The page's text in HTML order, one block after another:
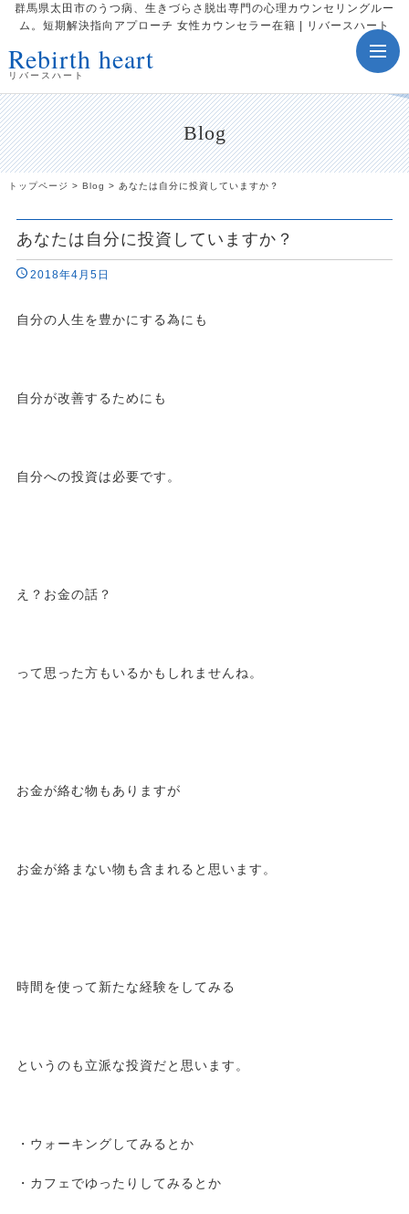
群馬県太田市のうつ病、生きづらさ脱出専門の心理カウンセリングルー
ム。短期解決指向アプローチ 女性カウンセラー在籍 | リバースハート
Rebirth heart
リバースハート
Blog
トップページ > Blog > あなたは自分に投資していますか？
あなたは自分に投資していますか？
2018年4月5日
自分の人生を豊かにする為にも
自分が改善するためにも
自分への投資は必要です。
え？お金の話？
って思った方もいるかもしれませんね。
お金が絡む物もありますが
お金が絡まない物も含まれると思います。
時間を使って新たな経験をしてみる
というのも立派な投資だと思います。
・ウォーキングしてみるとか
・カフェでゆったりしてみるとか
toggle